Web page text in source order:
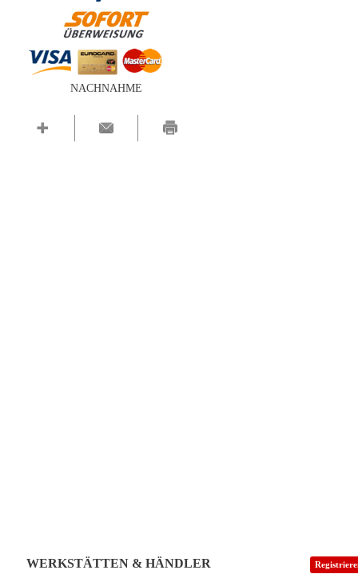
NACHNAHME
WERKSTÄTTEN & HÄNDLER